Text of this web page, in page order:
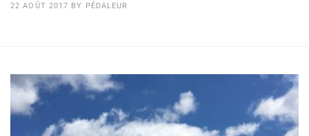
22 AOÛT 2017 BY PÉDALEUR